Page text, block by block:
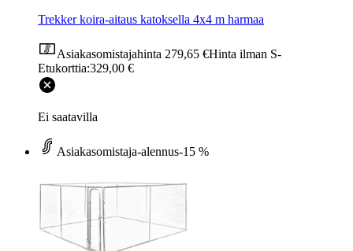
Trekker koira-aitaus katoksella 4x4 m harmaa
Asiakasomistajahinta 279,65 €Hinta ilman S-
Etukorttia:329,00 €
Ei saatavilla
Asiakasomistaja-alennus-15 %